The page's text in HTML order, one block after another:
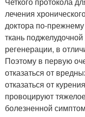
лечения
доктора по-
ткань
регенерации, в
Поэтому в первую
отказаться от
отказаться от
провоцируют
болезненной